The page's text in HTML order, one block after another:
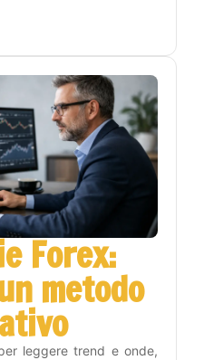
Forex:
metodo
leggere trend e onde,